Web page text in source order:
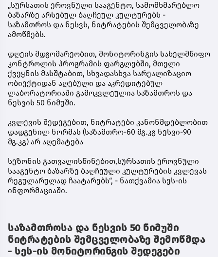
„სურსათის ეროვნული სააგენტო, სამომხმარებლო
ბაზარზე არსებულ ბაღჩეულ კულტურებს -
საზამთროს და ნესვს, ნიტრატების შემცველობაზე
ამოწმებს.
დღეის მდგომარეობით, მონიტორინგის სახელმწიფო
კონტროლის პროგრამის ფარგლებში, მთელი
ქვეყნის მასშტაბით, სხვადასხვა სარეალიზაციო
ობიექტიდან აღებული და აკრედიტებულ
ლაბორატორიაში გამოკვლეულია საზამთროს და
ნესვის 50 ნიმუში.
კვლევის შედეგებით, ნიტრატები კანონმდებლობით
დადგენილ ნორმას (საზამთრო-60 მგ.კგ ნესვი-90
მგ.კგ) არ აღემატება
სეზონის გათვალისწინებით,სურსათის ეროვნული
სააგენტო ბაზარზე ბაღჩეული კულტურების კვლევას
რეგულარულად ჩაატარებს“, - ნათქვამია სეს-ის
ინფორმაციაში.
საზამთროსა და ნესვის 50 ნიმუში
ნიტრატების შემცველობაზე შემოწმდა
- სეს-ის მონიტორინგის შედეგები